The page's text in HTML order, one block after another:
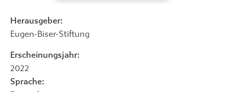
Herausgeber:
Eugen-Biser-Stiftung
Erscheinungsjahr:
2022
Sprache: